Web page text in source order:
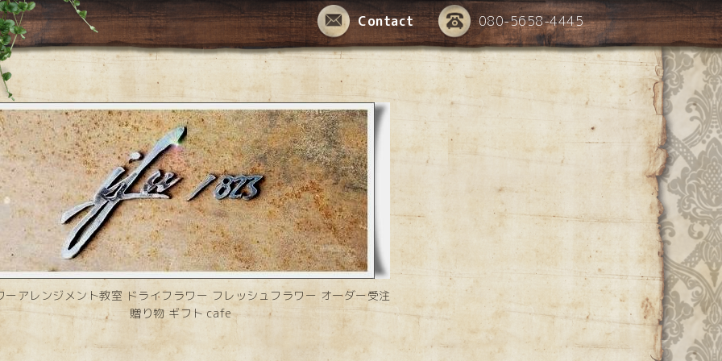
080-5658-4445
Contact
ーアレンジメント教室 ドライフラワー フレッシュフラワー オーダー受注
贈り物 ギフト cafe